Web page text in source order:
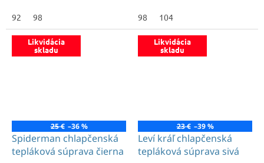
92 98 98 104
Likvidácia
skladu
25 € –36 %
Spiderman chlapčenská
tepláková súprava čierna
Likvidácia
skladu
23 € –39 %
Leví kráľ chlapčenská
tepláková súprava sivá